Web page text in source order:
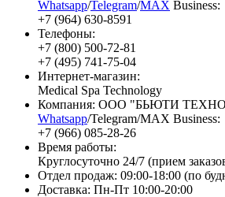
Whatsapp/Telegram/MAX Business:
+7 (964) 630-8591
Телефоны:
+7 (800) 500-72-81
+7 (495) 741-75-04
Интернет-магазин:
Medical Spa Technology
Компания: ООО "БЬЮТИ
Whatsapp/Telegram/MAX Business:
+7 (966) 085-28-26
Время работы:
Круглосуточно 24/7 (прием
Отдел продаж: 09:00-18:00 (по
Доставка: Пн-Пт 10:00-20:00